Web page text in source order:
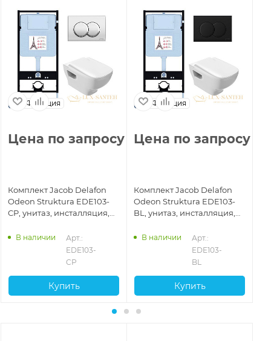
Франция
Цена по запросу
Комплект Jacob Delafon
Odeon Struktura EDE103-
CP, унитаз, инсталляция,
панель смыва, хром
В наличии
Арт.:
EDE103-
CP
Купить
Франция
Цена по запросу
Комплект Jacob Delafon
Odeon Struktura EDE103-
BL, унитаз, инсталляция,
панель смыва, черный
В наличии
Арт.:
EDE103-
BL
Купить